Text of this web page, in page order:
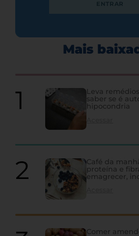
ENTRAR
Mais
Leva
saber se é
hipocondria
Café da
proteína e
emagrecer,
Comer